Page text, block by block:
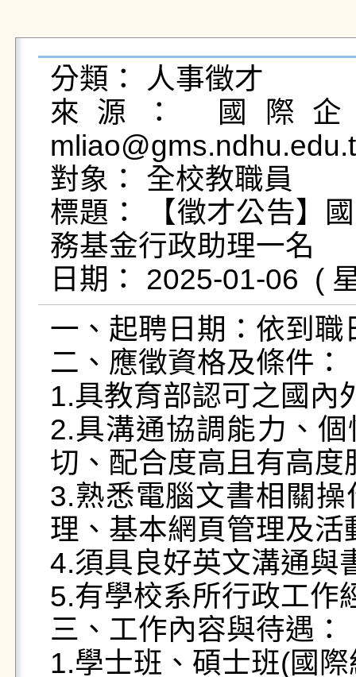
分類： 人事徵才
來源： 國際
對象： 全校教職員
標題： 【徵才公告】
務基金行政助理一名
一、起聘日期：依到職
二、應徵資格及條件：
1.具教育部認可之國內
2.具溝通協調能力、
切、配合度高且有高度
3.熟悉電腦文書相關
理、基本網頁管理及活
4.須具良好英文溝通與
5.有學校系所行政工作
三、工作內容與待遇：
1.學士班、碩士班(國